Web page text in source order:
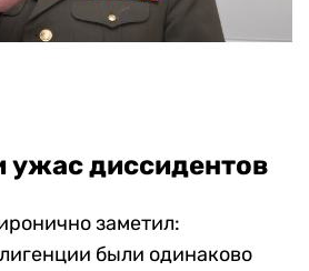
ужас диссидентов
заметил:
были одинаково